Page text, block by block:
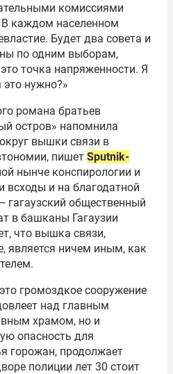
комиссиями
каждом населенном
Будет два совета и
по одним выборам,
точка напряженности. Я
нужно?»
романа братьев
остров» напомнила
вышки связи в
пишет Sputnik-
нынче конспирологии и
всходы и на благодатной
общественный
в башканы Гагаузии
что вышка связи,
является ничем иным, как
громоздкое сооружение
над главным
храмом, но и
опасность для
горожан, продолжает
полиции лет 30 стоит